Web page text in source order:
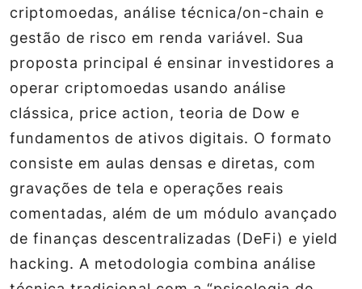
criptomoedas, análise técnica/on-chain e
gestão de risco em renda variável. Sua
proposta principal é ensinar investidores a
operar criptomoedas usando análise
clássica, price action, teoria de Dow e
fundamentos de ativos digitais. O formato
consiste em aulas densas e diretas, com
gravações de tela e operações reais
comentadas, além de um módulo avançado
de finanças descentralizadas (DeFi) e yield
hacking. A metodologia combina análise